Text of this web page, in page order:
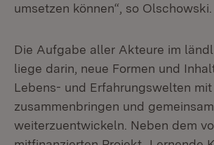
umsetzen können“, so Olschowski.
Die Aufgabe aller Akteure im
liege darin, neue Formen und
Lebens- und Erfahrungswelten
zusammenbringen und gemeinsam
weiterzuentwickeln. Neben dem